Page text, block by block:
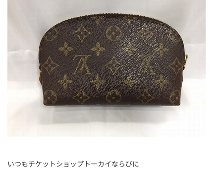
いつもチケットショップトーカイならびに